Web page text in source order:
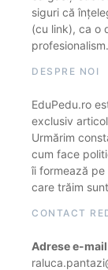
siguri că
(cu link), ca o
DESPRE NOI
EduPedu.ro
exclusiv
Urmărim
cum face
îi formează
care trăim
CONTACT
Adrese e-mail